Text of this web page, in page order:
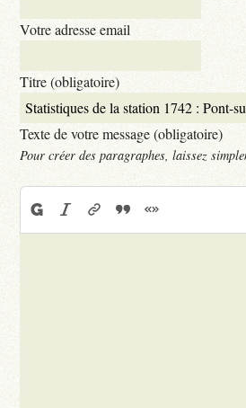
Votre adresse email
Titre (obligatoire)
Texte de votre message (obligatoire)
Pour créer des paragraphes, laissez